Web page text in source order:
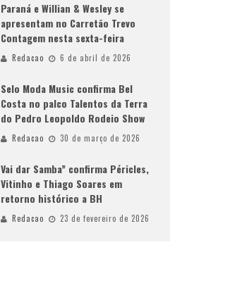
Paraná e Willian & Wesley se
apresentam no Carretão Trevo
Contagem nesta sexta-feira
Redacao 6 de abril de 2026
Selo Moda Music confirma Bel
Costa no palco Talentos da Terra
do Pedro Leopoldo Rodeio Show
Redacao 30 de março de 2026
Vai dar Samba” confirma Péricles,
Vitinho e Thiago Soares em
retorno histórico a BH
Redacao 23 de fevereiro de 2026